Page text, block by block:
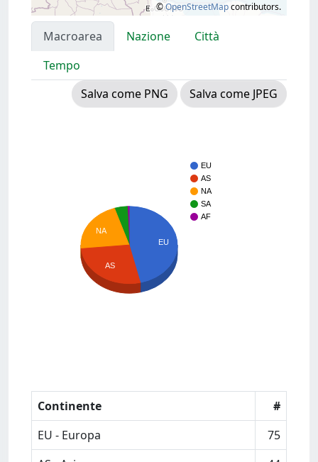
©OpenStreetMapcontributors.
Macroarea Nazione
Città
Tempo
Salva come PNG
Salva come JPEG
EU
AS
NA
SA
AF
EU
NA
AS
Continente
#
EU - Europa
75